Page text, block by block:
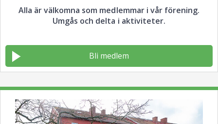
Alla är välkomna som medlemmar i vår förening.
Umgås och delta i aktiviteter.
Bli medlem